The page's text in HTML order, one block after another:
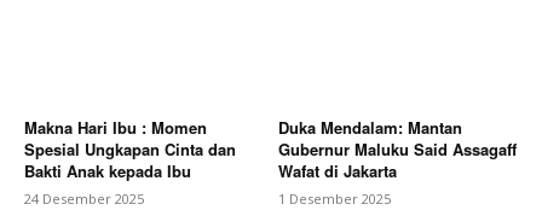
Makna Hari Ibu : Momen
Spesial Ungkapan Cinta dan
Bakti Anak kepada Ibu
24 Desember 2025
Duka Mendalam: Mantan
Gubernur Maluku Said Assagaff
Wafat di Jakarta
1 Desember 2025